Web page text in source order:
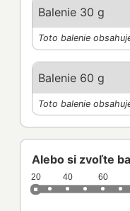
Balenie 30 g
Toto balenie
Balenie 60 g
Toto balenie
Alebo si zvoľte
20 40 60